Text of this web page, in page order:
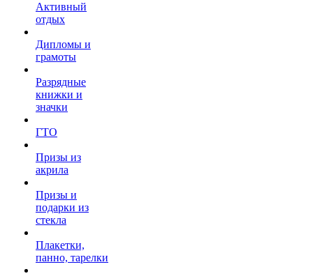
Активный
отдых
Дипломы и
грамоты
Разрядные
книжки и
значки
ГТО
Призы из
акрила
Призы и
подарки из
стекла
Плакетки,
панно, тарелки